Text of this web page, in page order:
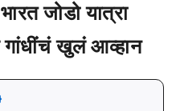
जोडो यात्रा
गांधींचं खुलं आव्हान